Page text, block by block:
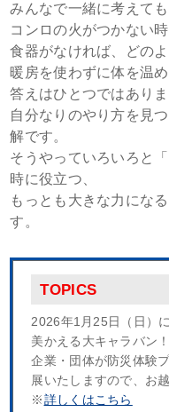
みんなで一緒に考えても
コンロの火がつかない
食器がなければ、どの
暖房を使わずに体を温
答えはひとつではありま
自分なりのやり方を見
解です。
そうやっていろいろと
時に役立つ、
もっとも大きな力にな
す。
TOPICS
2026年1月25日（日）
美かえる大キャラバン
企業・団体が防災体験
展いたしますので、お
※詳しくはこちら